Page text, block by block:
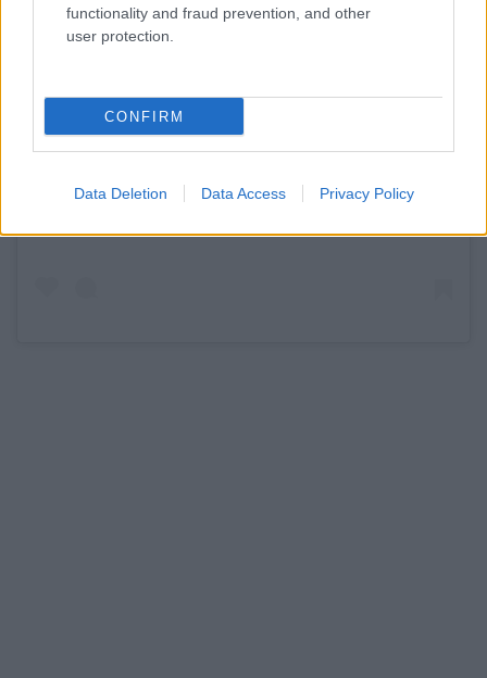
functionality and fraud prevention, and other
user protection.
CONFIRM
Data Deletion Data Access Privacy Policy
View this post on Instagram